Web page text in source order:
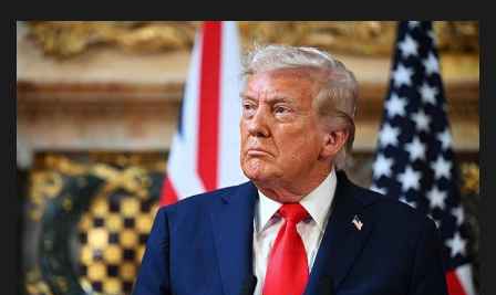
Վթարային ջրանջատում Երևանի
Կենտրոն վարչական շրջանում
09 Օգոստոս, 2026 11:43